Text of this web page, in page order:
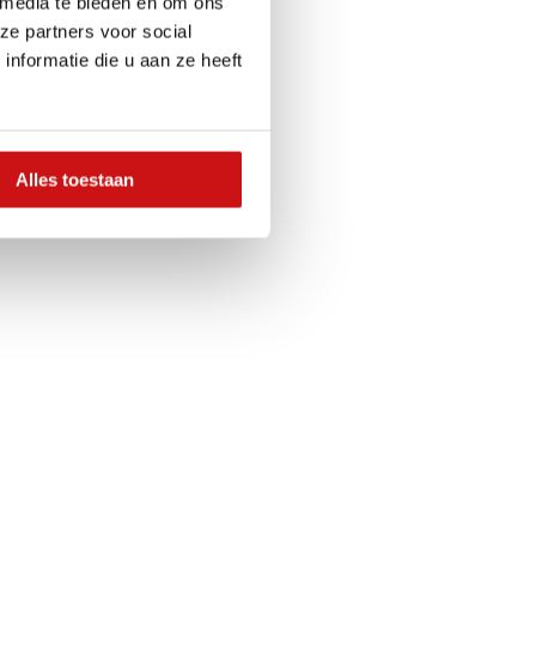
partners voor social
die u aan ze heeft
Alles toestaan